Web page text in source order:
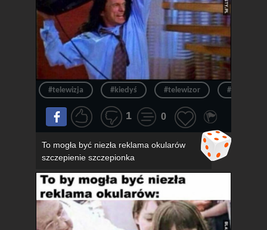
#telewizja #kiedyś #telewizor #ból
1 0
To mogła być niezła reklama okularów
szczepienie szczepionka